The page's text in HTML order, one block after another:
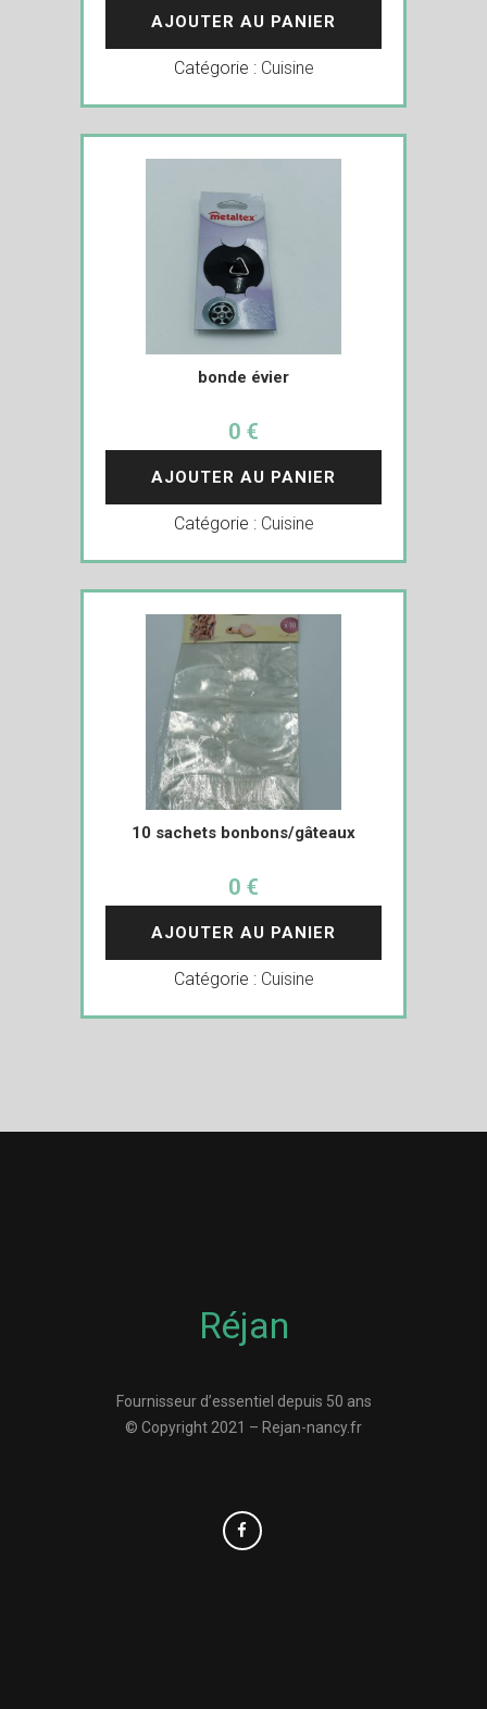
AJOUTER AU PANIER
Catégorie : Cuisine
bonde évier
0 €
AJOUTER AU PANIER
Catégorie : Cuisine
10 sachets bonbons/gâteaux
0 €
AJOUTER AU PANIER
Catégorie : Cuisine
Réjan
Fournisseur d’essentiel depuis 50 ans
© Copyright 2021 – Rejan-nancy.fr